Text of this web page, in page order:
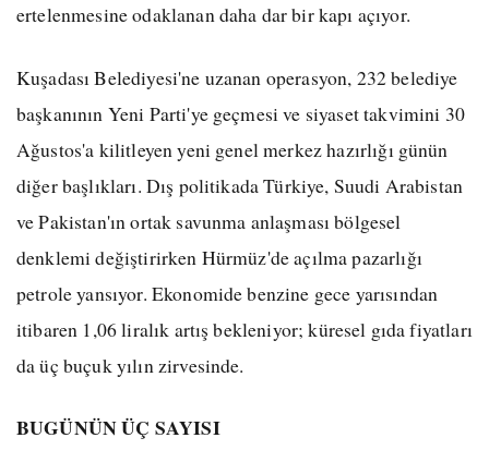
ertelenmesine odaklanan daha dar bir kapı açıyor.
Kuşadası Belediyesi'ne uzanan operasyon, 232 belediye
başkanının Yeni Parti'ye geçmesi ve siyaset takvimini 30
Ağustos'a kilitleyen yeni genel merkez hazırlığı günün
diğer başlıkları. Dış politikada Türkiye, Suudi Arabistan
ve Pakistan'ın ortak savunma anlaşması bölgesel
denklemi değiştirirken Hürmüz'de açılma pazarlığı
petrole yansıyor. Ekonomide benzine gece yarısından
itibaren 1,06 liralık artış bekleniyor; küresel gıda fiyatları
da üç buçuk yılın zirvesinde.
BUGÜNÜN ÜÇ SAYISI